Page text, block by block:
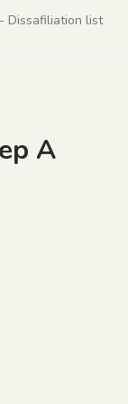
Dissafiliation list
A